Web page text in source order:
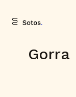
Gorra